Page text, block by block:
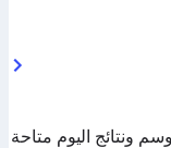
ونتائج اليوم متاحة